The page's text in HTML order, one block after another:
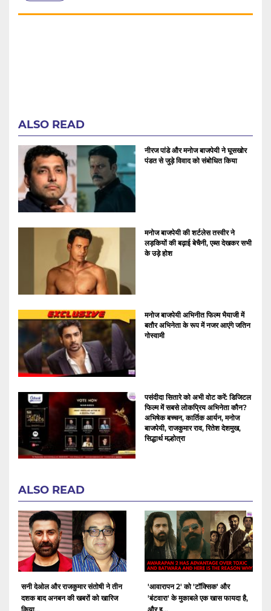
ALSO READ
नीरज पांडे और मनोज बाजपेयी ने घूसखोर
पंडत से जुड़े विवाद को संबोधित किया
मनोज बाजपेयी की शर्टलेस तस्वीर ने
लड़कियों की बढ़ाई बेचैनी, एब्स देखकर सभी
के उड़े होश
मनोज बाजपेयी अभिनीत फिल्म भैयाजी में
बतौर अभिनेता के रूप में नजर आएंगे जतिन
गोस्वामी
पसंदीदा सितारे को अभी वोट करें: डिजिटल
फिल्म में सबसे लोकप्रिय अभिनेता कौन?
अभिषेक बच्चन, कार्तिक आर्यन, मनोज
बाजपेयी, राजकुमार राव, रितेश देशमुख,
सिद्धार्थ मल्होत्रा
ALSO READ
सनी देओल और राजकुमार संतोषी ने तीन
दशक बाद अनबन की खबरों को खारिज
'आवारापन 2' को 'टॉक्सिक' और
'बंटवारा' के मुकाबले एक खास फायदा है,